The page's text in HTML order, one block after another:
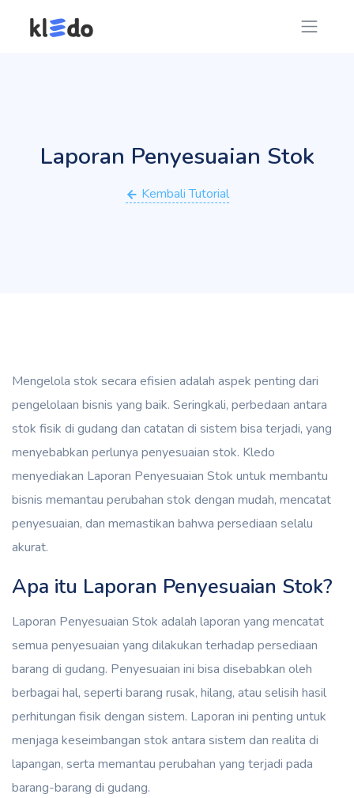
Laporan Penyesuaian Stok
Kembali Tutorial
Mengelola stok secara efisien adalah aspek penting dari
pengelolaan bisnis yang baik. Seringkali, perbedaan antara
stok fisik di gudang dan catatan di sistem bisa terjadi, yang
menyebabkan perlunya penyesuaian stok. Kledo
menyediakan Laporan Penyesuaian Stok untuk membantu
bisnis memantau perubahan stok dengan mudah, mencatat
penyesuaian, dan memastikan bahwa persediaan selalu
akurat.
Apa itu Laporan Penyesuaian Stok?
Laporan Penyesuaian Stok adalah laporan yang mencatat
semua penyesuaian yang dilakukan terhadap persediaan
barang di gudang. Penyesuaian ini bisa disebabkan oleh
berbagai hal, seperti barang rusak, hilang, atau selisih hasil
perhitungan fisik dengan sistem. Laporan ini penting untuk
menjaga keseimbangan stok antara sistem dan realita di
lapangan, serta memantau perubahan yang terjadi pada
barang-barang di gudang.